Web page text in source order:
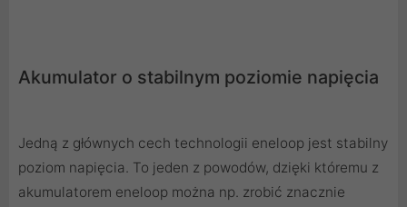
Akumulator o stabilnym poziomie napięcia
Jedną z głównych cech technologii eneloop jest stabilny
poziom napięcia. To jeden z powodów, dzięki któremu z
akumulatorem eneloop można np. zrobić znacznie